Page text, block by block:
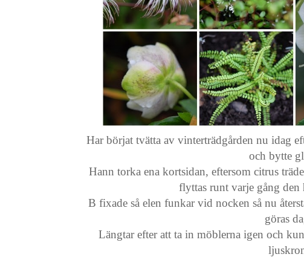
Har börjat tvätta av vinterträdgården nu idag
och bytte
Hann torka ena kortsidan, eftersom citrus
flyttas runt varje gång den
B fixade så elen funkar vid nocken så nu
göras
Längtar efter att ta in möblerna igen och